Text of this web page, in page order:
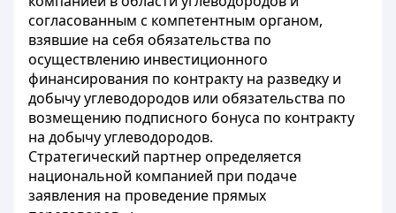
согласованным с компетентным органом,
взявшие на себя обязательства по
осуществлению инвестиционного
финансирования по контракту на разведку и
добычу углеводородов или обязательства по
возмещению подписного бонуса по контракту
на добычу углеводородов.
Стратегический партнер определяется
национальной компанией при подаче
заявления на проведение прямых